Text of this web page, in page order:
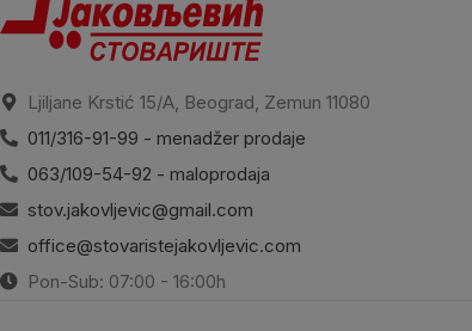
Ljiljane Krstić 15/A, Beograd, Zemun 11080
011/316-91-99 - menadžer prodaje
063/109-54-92 - maloprodaja
stov.jakovljevic@gmail.com
office@stovaristejakovljevic.com
Pon-Sub: 07:00 - 16:00h